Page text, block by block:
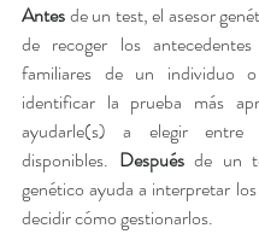
Antes de un test, el asesor
de recoger los
familiares de un individuo
identificar la prueba más
ayudarle(s) a elegir entre
disponibles. Después de un
genético ayuda a interpretar
decidir cómo gestionarlos.